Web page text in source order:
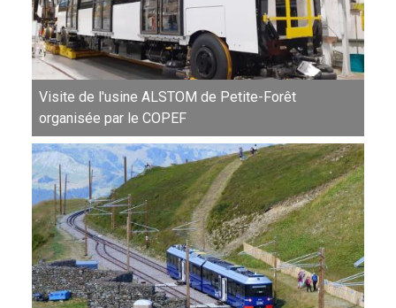
Visite de l'usine ALSTOM de Petite-Forêt
organisée par le COPEF